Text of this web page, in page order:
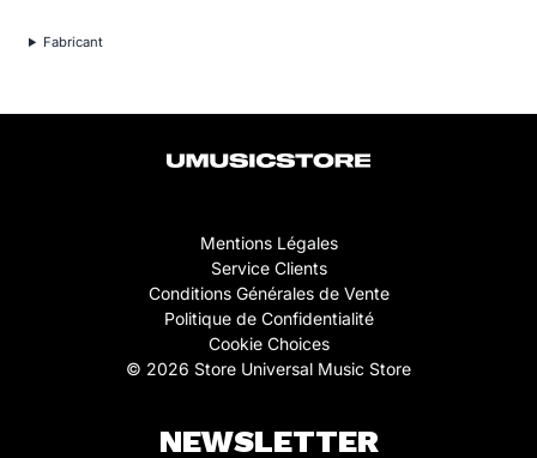
Fabricant
Mentions Légales
Service Clients
Conditions Générales de Vente
Politique de Confidentialité
Cookie Choices
© 2026 Store Universal Music Store